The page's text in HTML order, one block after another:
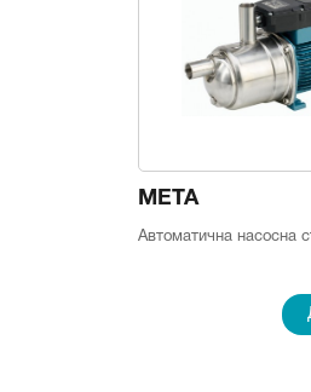
META
Автоматична насосна